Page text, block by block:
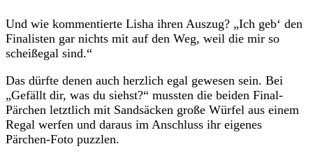
Und wie kommentierte Lisha ihren Auszug? „Ich geb‘ den
Finalisten gar nichts mit auf den Weg, weil die mir so
scheißegal sind.“
Das dürfte denen auch herzlich egal gewesen sein. Bei
„Gefällt dir, was du siehst?“ mussten die beiden Final-
Pärchen letztlich mit Sandsäcken große Würfel aus einem
Regal werfen und daraus im Anschluss ihr eigenes
Pärchen-Foto puzzlen.